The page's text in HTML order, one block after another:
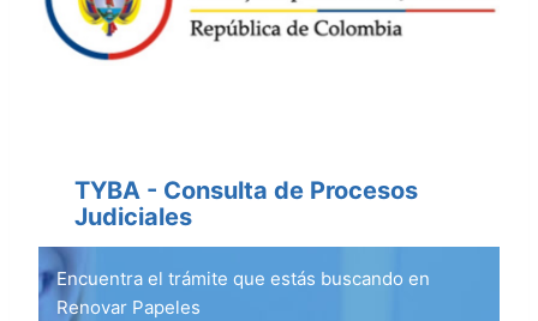
TYBA - Consulta de Procesos
Judiciales
Encuentra el trámite que estás buscando en
Renovar Papeles